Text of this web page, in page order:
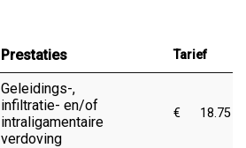
Prestaties Tarief
Geleidings-,
infiltratie- en/of
intraligamentaire
verdoving
€ 18.75